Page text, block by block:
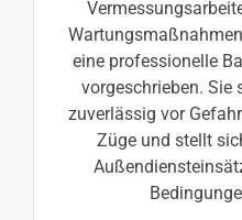
eine professionelle
vorgeschrieben. Sie
zuverlässig vor
Züge und stellt